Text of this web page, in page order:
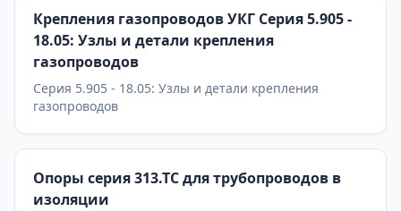
Крепления газопроводов УКГ Серия 5.905 -
18.05: Узлы и детали крепления
газопроводов
Серия 5.905 - 18.05: Узлы и детали крепления
газопроводов
Опоры серия 313.ТС для трубопроводов в
изоляции